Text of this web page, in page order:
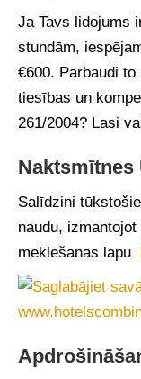
Ja Tavs lidojums
stundām,
€600. Pārbaudi to
tiesības un
261/2004? Lasi
Naktsmītnes
Salīdzini
naudu,
meklēšanas lapu